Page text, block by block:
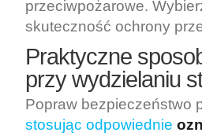
przeciwpożarowe.
skuteczność ochrony
Praktyczne
przy wydzielaniu
Popraw bezpieczeństwo
stosując odpowiednie